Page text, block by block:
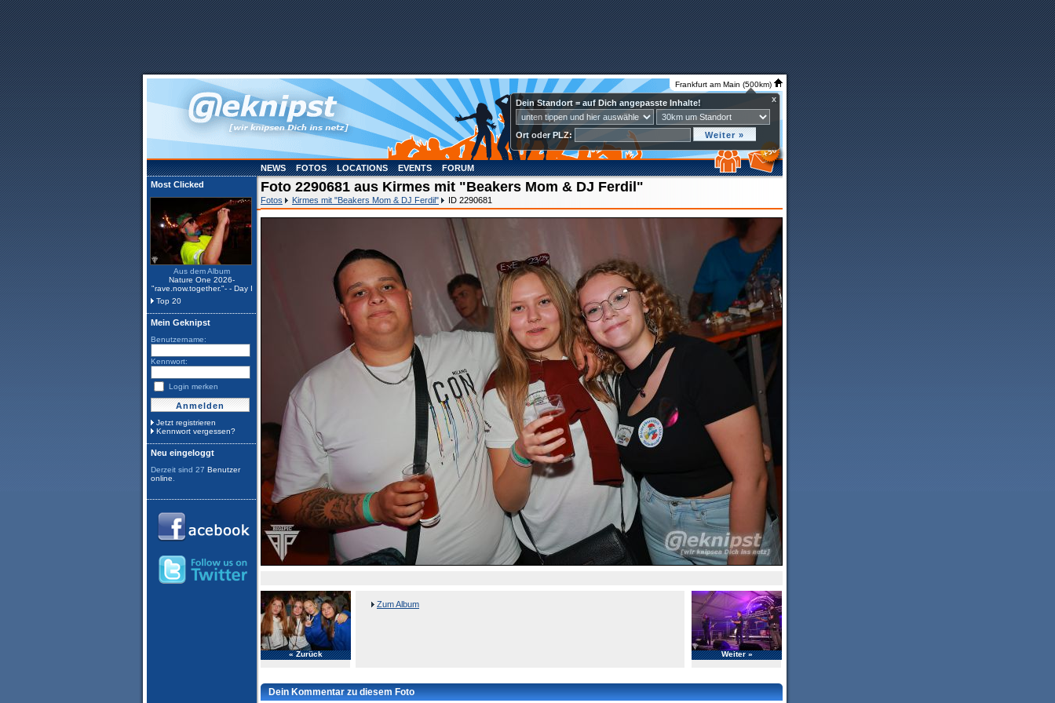
Frankfurt am Main (500km)
Dein Standort = auf Dich angepasste Inhalte! x
Ort oder PLZ:
NEWS FOTOS LOCATIONS EVENTS
FORUM
Most Clicked
Aus dem Album
Nature One 2026-
"rave.now.together."- - Day I
Top 20
Mein Geknipst
Benutzername:
Kennwort:
Login merken
Jetzt registrieren
Kennwort vergessen?
Neu eingeloggt
Derzeit sind 27 Benutzer
online
Foto 2290681 aus Kirmes mit "Beakers Mom & DJ Ferdil"
Fotos Kirmes mit "Beakers Mom & DJ Ferdil" ID 2290681
Weiter »
« Zurück
Zum Album
Dein Kommentar zu diesem Foto